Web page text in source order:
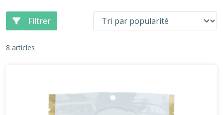
Filtrer
8 articles